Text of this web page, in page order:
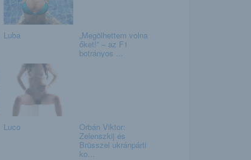
Luba „Megölhettem volna
őket!” – az F1
botrányos ...
Luco Orbán Viktor:
Zelenszkij és
Brüsszel ukránpárti
ko...